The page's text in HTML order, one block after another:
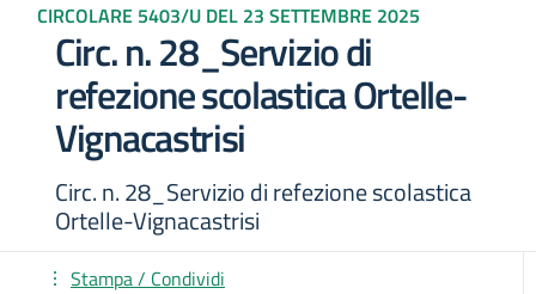
CIRCOLARE 5403/U DEL 23 SETTEMBRE 2025
Circ. n. 28_Servizio di
refezione scolastica Ortelle-
Vignacastrisi
Circ. n. 28_Servizio di refezione scolastica
Ortelle-Vignacastrisi
Stampa / Condividi